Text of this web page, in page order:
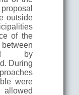
outside
of the
by
During
were